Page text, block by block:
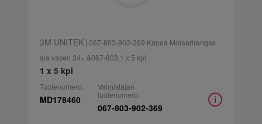
3M UNITEK| 067-803-902-369 Kapea Molaarirengas
ala vasen 34+ &067-803 1 x 5 kpl
1 x 5 kpl
Tuotenumero:
MD178460
Valmistajan
tuotenumero:
067-803-902-369